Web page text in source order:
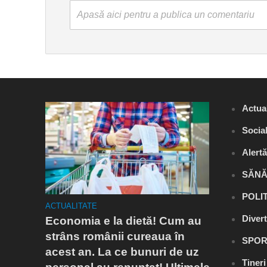
Apasă aici pentru a publica un comentariu
ACTUALITATE
Economia e la dietă! Cum au
strâns românii cureaua în
acest an. La ce bunuri de uz
Social